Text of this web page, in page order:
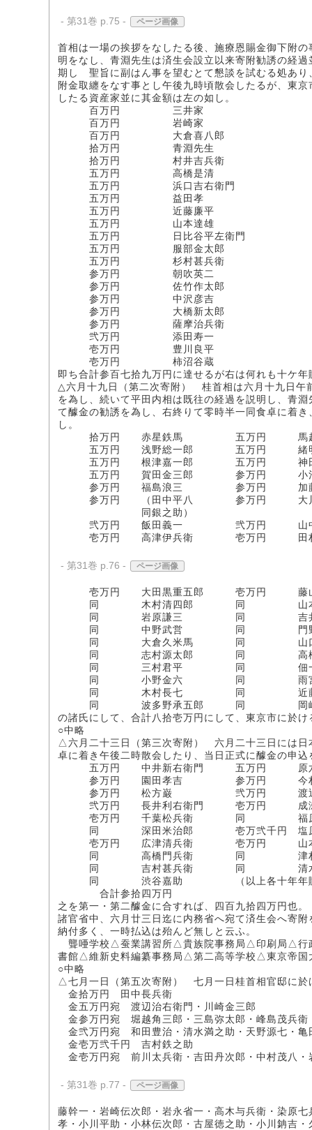
- 第31巻 p.75 - ページ画像
首相は一場の挨拶をなしたる後、施療恩賜金御下附
明をなし、青淵先生は済生会設立以来寄附勧誘の経
期し 聖旨に副はん事を望むとて懇談を試むる処あり
附金取纏をなす事とし午後九時頃散会したるが、東
したる資産家並に其金額は左の如し。
百万円 三井家
百万円 岩崎家
百万円 大倉喜八郎
拾万円 青淵先生
拾万円 村井吉兵衛
五万円 高橋是清
五万円 浜口吉右衛門
五万円 益田孝
五万円 近藤廉平
五万円 山本達雄
五万円 日比谷平左衛門
五万円 服部金太郎
五万円 杉村甚兵衛
参万円 朝吹英二
参万円 佐竹作太郎
参万円 中沢彦吉
参万円 大橋新太郎
参万円 薩摩治兵衛
弐万円 添田寿一
壱万円 豊川良平
壱万円 柿沼谷蔵
即ち合計参百七拾九万円に達せるが右は何れも十ケ年
△六月十九日（第二次寄附） 桂首相は六月十九日午
を為し、続いて平田内相は既往の経過を説明し、青
て醵金の勧誘を為し、右終りて零時半一同食卓に着
し。
拾万円 赤星鉄馬 五万円 馬越
五万円 浅野総一郎 五万円 緒明
五万円 根津嘉一郎 五万円 神田
五万円 賀田金三郎 参万円 小池
参万円 福島浪三 参万円 加藤
参万円 （田中平八 参万円 大川
同銀之助）
弐万円 飯田義一 弐万円 山中
壱万円 高津伊兵衛 壱万円 田村
- 第31巻 p.76 - ページ画像
壱万円 大田黒重五郎 壱万円 藤山
同 木村清四郎 同 山本条
同 岩原謙三 同 吉井
同 中野武営 同 門野重
同 大倉久米馬 同 山口
同 志村源太郎 同 高松
同 三村君平 同 佃一
同 小野金六 同 雨宮
同 木村長七 同 近藤陸
同 波多野承五郎 同 岡崎
の諸氏にして、合計八拾壱万円にして、東京市に於
○中略
△六月二十三日（第三次寄附） 六月二十三日には日
卓に着き午後二時散会したり、当日正式に醵金の申
五万円 中井新右衛門 五万円 原
参万円 園田孝吉 参万円 今村
参万円 松方巌 弐万円 渡辺
弐万円 長井利右衛門 壱万円 成瀬
壱万円 千葉松兵衛 同 福原
同 深田米治郎 壱万弐千円 塩原
壱万円 広津清兵衛 壱万円 山本
同 高橋門兵衛 同 津村
同 吉村甚兵衛 同 清水
同 渋谷嘉助 （以上各十年年
合計参拾四万円
之を第一・第二醵金に合すれば、四百九拾四万円也。
諸官省中、六月廿三日迄に内務省へ宛て済生会へ寄
納付多く、一時払込は殆んど無しと云ふ。
聾唖学校△蚕業講習所△貴族院事務局△印刷局△行
書館△維新史料編纂事務局△第二高等学校△東京帝
○中略
△七月一日（第五次寄附） 七月一日桂首相官邸に於
金拾万円 田中長兵衛
金五万円宛 渡辺治右衛門・川崎金三郎
金参万円宛 堀越角三郎・三島弥太郎・峰島茂兵衛
金弐万円宛 和田豊治・清水満之助・天野源七・亀
金壱万弐千円 吉村鉄之助
金壱万円宛 前川太兵衛・吉田丹次郎・中村茂八・
- 第31巻 p.77 - ページ画像
藤幹一・岩崎伝次郎・岩永省一・高木与兵衛・染原
孝・小川平助・小林伝次郎・古屋徳之助・小川䤡吉